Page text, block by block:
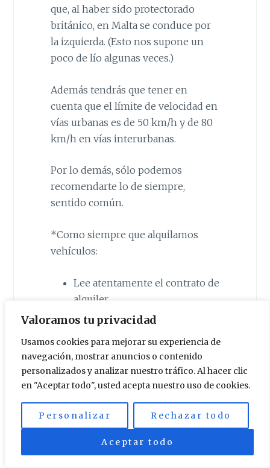
Valoramos tu privacidad
Usamos cookies para mejorar su experiencia de
navegación, mostrar anuncios o contenido
personalizados y analizar nuestro tráfico. Al hacer clic
en "Aceptar todo", usted acepta nuestro uso de cookies.
Personalizar Rechazar todo
Aceptar todo
que, al haber sido protectorado
británico, en Malta se conduce por
la izquierda. (Esto nos supone un
poco de lío algunas veces.)
Además tendrás que tener en
cuenta que el límite de velocidad en
vías urbanas es de 50 km/h y de 80
km/h en vías interurbanas.
Por lo demás, sólo podemos
recomendarte lo de siempre,
sentido común.
*Como siempre que alquilamos
vehículos:
Lee atentamente el contrato de
alquiler.
Revisa que todo se encuentre
haz fotos y videos advirtiendo
al arrendador de cualquier
daño del que te percates.
el seguro del coche tiene
cobertura en caso de sufrir
algún contratiempo allí o